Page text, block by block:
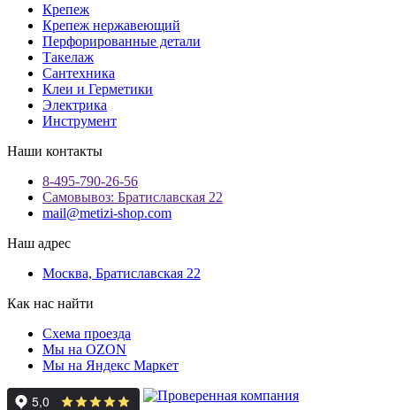
Крепеж
Крепеж нержавеющий
Перфорированные детали
Такелаж
Сантехника
Клеи и Герметики
Электрика
Инструмент
Наши контакты
8-495-790-26-56
Самовывоз: Братиславская 22
mail@metizi-shop.com
Наш адрес
Москва, Братиславская 22
Как нас найти
Схема проезда
Мы на OZON
Мы на Яндекс Маркет